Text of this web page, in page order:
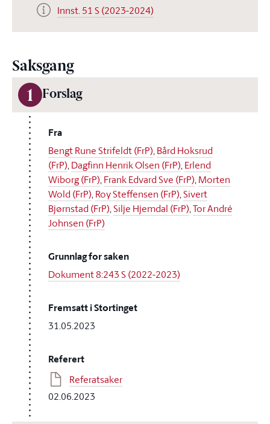
Innst. 51 S (2023-2024)
Saksgang
1 Forslag
Fra
Bengt Rune Strifeldt (FrP),Bård Hoksrud
(FrP),Dagfinn Henrik Olsen (FrP),Erlend
Wiborg (FrP),Frank Edvard Sve (FrP),Morten
Wold (FrP),Roy Steffensen (FrP),Sivert
Bjørnstad (FrP),Silje Hjemdal (FrP),Tor André
Johnsen (FrP)
Grunnlag for saken
Dokument 8:243 S (2022-2023)
Fremsatt i Stortinget
31.05.2023
Referert
Referatsaker
02.06.2023